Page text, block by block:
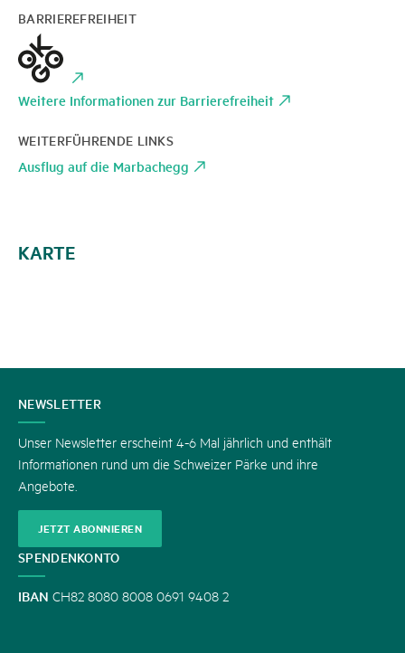
BARRIEREFREIHEIT
Weitere Informationen zur Barrierefreiheit
WEITERFÜHRENDE LINKS
Ausflug auf die Marbachegg
KARTE
KONTAKT
NEWSLETTER
Unser Newsletter erscheint 4-6 Mal jährlich und enthält
Informationen rund um die Schweizer Pärke und ihre
Angebote.
JETZT ABONNIEREN
SPENDENKONTO
IBAN CH82 8080 8008 0691 9408 2